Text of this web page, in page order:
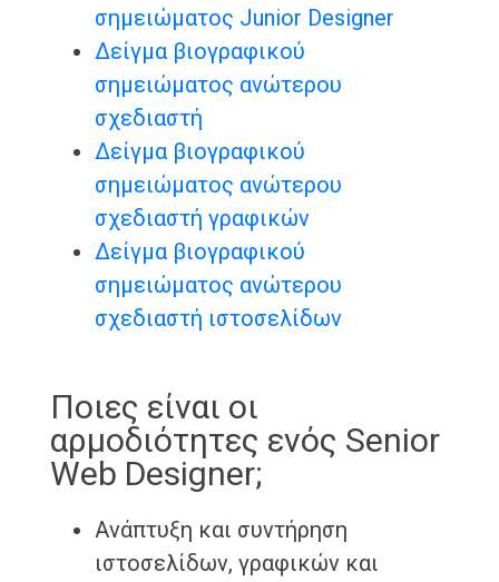
σημειώματος Junior Designer
Δείγμα βιογραφικού
σημειώματος ανώτερου
σχεδιαστή
Δείγμα βιογραφικού
σημειώματος ανώτερου
σχεδιαστή γραφικών
Δείγμα βιογραφικού
σημειώματος ανώτερου
σχεδιαστή ιστοσελίδων
Ποιες είναι οι
αρμοδιότητες ενός Senior
Web Designer;
Ανάπτυξη και συντήρηση
ιστοσελίδων, γραφικών και